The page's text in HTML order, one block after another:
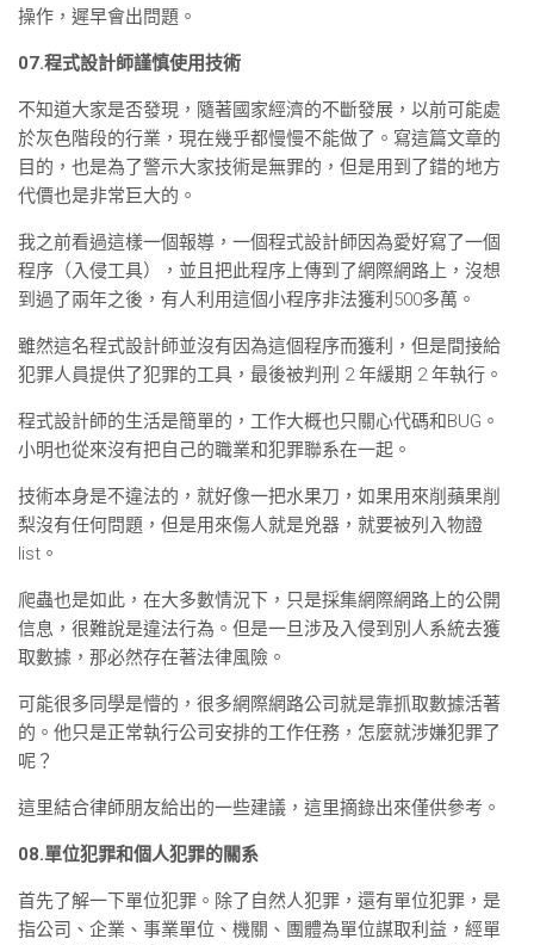
操作，遲早會出問題。
07.程式設計師謹慎使用技術
不知道大家是否發現，隨著國家經濟的不斷發展，以前可能處
於灰色階段的行業，現在幾乎都慢慢不能做了。寫這篇文章的
目的，也是為了警示大家技術是無罪的，但是用到了錯的地方
代價也是非常巨大的。
我之前看過這樣一個報導，一個程式設計師因為愛好寫了一個
程序（入侵工具），並且把此程序上傳到了網際網路上，沒想
到過了兩年之後，有人利用這個小程序非法獲利500多萬。
雖然這名程式設計師並沒有因為這個程序而獲利，但是間接給
犯罪人員提供了犯罪的工具，最後被判刑 2 年緩期 2 年執行。
程式設計師的生活是簡單的，工作大概也只關心代碼和BUG。
小明也從來沒有把自己的職業和犯罪聯系在一起。
技術本身是不違法的，就好像一把水果刀，如果用來削蘋果削
梨沒有任何問題，但是用來傷人就是兇器，就要被列入物證
list。
爬蟲也是如此，在大多數情況下，只是採集網際網路上的公開
信息，很難說是違法行為。但是一旦涉及入侵到別人系統去獲
取數據，那必然存在著法律風險。
可能很多同學是懵的，很多網際網路公司就是靠抓取數據活著
的。他只是正常執行公司安排的工作任務，怎麼就涉嫌犯罪了
呢？
這里結合律師朋友給出的一些建議，這里摘錄出來僅供參考。
08.單位犯罪和個人犯罪的關系
首先了解一下單位犯罪。除了自然人犯罪，還有單位犯罪，是
指公司、企業、事業單位、機關、團體為單位謀取利益，經單